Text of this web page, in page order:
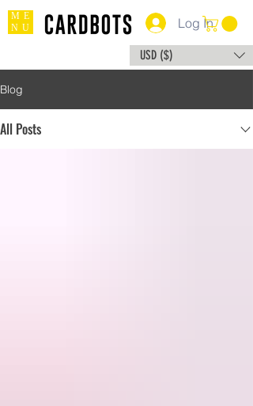
ME
NU
USD ($)
Log In
Blog
All Posts